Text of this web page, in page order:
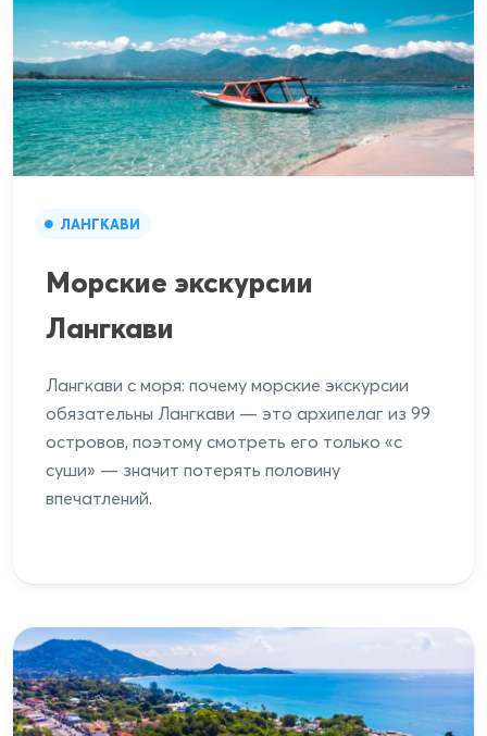
ЛАНГКАВИ
Морские экскурсии
Лангкави
Лангкави с моря: почему морские экскурсии
обязательны Лангкави — это архипелаг из 99
островов, поэтому смотреть его только «с
суши» — значит потерять половину
впечатлений.